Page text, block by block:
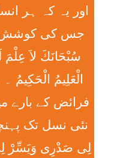
اور یہ کہ ہر
جس کی کوشش
سُبْحَانَكَ لاَ عِلْمَ
الْعَلِيمُ
فرائض کے بارے
نئی نسل تک
لِی صَدْرِی وَيَسِّرْ